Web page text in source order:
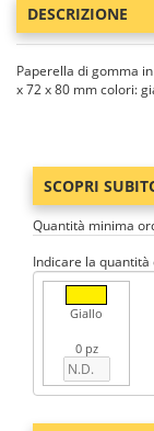
DESCRIZIONE
Paperella di gomma
x 72 x 80 mm colori:
SCOPRI
Quantità minima
Indicare la
Giallo
0 pz